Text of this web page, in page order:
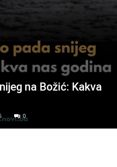
na Božić: Kakva
0